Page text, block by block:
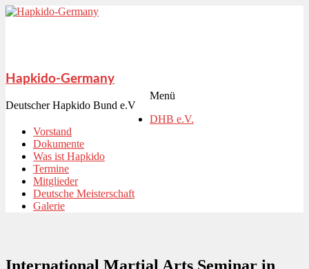
Hapkido-Germany
Deutscher Hapkido Bund e.V
Menü
DHB e.V.
Vorstand
Dokumente
Was ist Hapkido
Termine
Mitglieder
Deutsche Meisterschaft
Galerie